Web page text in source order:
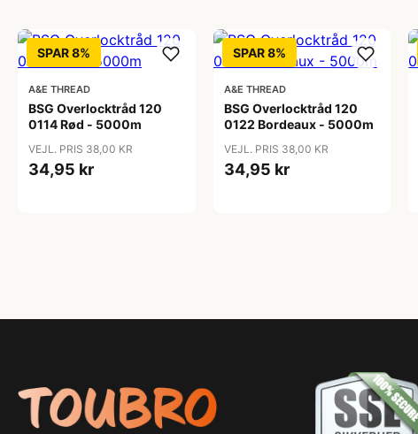
SPAR 8%
A&E THREAD
BSG Overlocktråd 120
0114 Rød - 5000m
VEJL. PRIS 38,00 KR
34,95 kr
SPAR 8%
A&E THREAD
BSG Overlocktråd 120
0122 Bordeaux - 5000m
VEJL. PRIS 38,00 KR
34,95 kr